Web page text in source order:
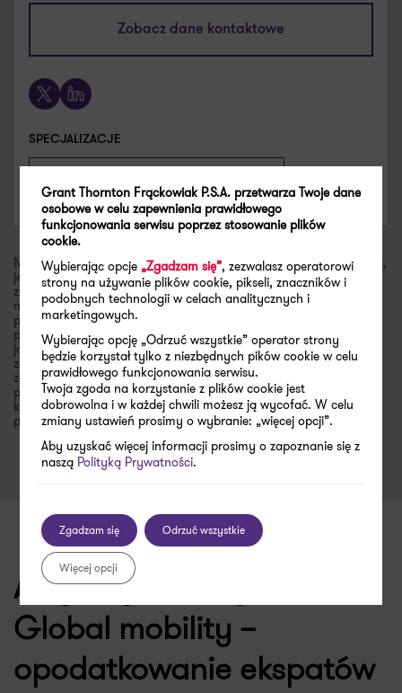
Zobacz dane kontaktowe
X LinkedIn
SPECJALIZACJE
Global mobility – opodatkowanie ekspatów
Doradztwo podatkowe
Niniejsza publikacja została sporządzona z najwyższą starannością,
jednak niektóre informacje zostały podane w formie skróconej. W
związku z tym artykuły i komentarze zawarte w „Newsletterze”
mają charakter poglądowy, a zawarte w nich informacje nie
powinny zastąpić szczegółowej analizy zagadnienia. Wobec
powyższego Grant Thornton nie ponosi odpowiedzialności za
jakiekolwiek straty powstałe w wyniku czynności podjętych lub
zaniechanych na podstawie niniejszej publikacji. Jeżeli są Państwo
zainteresowani dokładniejszym omówieniem niektórych kwestii
poruszonych w bieżącym numerze „Newslettera”, zachęcamy do
kontaktu i nawiązania współpracy. Wszelkie uwagi i sugestie
prosimy kierować na adres jacek.kowalczyk@pl.gt.com.
Artykuły z kategorii:
Global mobility –
opodatkowanie ekspatów
Grant Thornton Frąckowiak P.S.A. przetwarza Twoje dane
osobowe w celu zapewnienia prawidłowego
funkcjonowania serwisu poprzez stosowanie plików
cookie.
Wybierając opcje„Zgadzam się”, zezwalasz operatorowi
strony na używanie plików cookie, pikseli, znaczników i
podobnych technologii w celach analitycznych i
marketingowych.
Wybierając opcję „Odrzuć wszystkie” operator strony
będzie korzystał tylko z niezbędnych pików cookie w celu
prawidłowego funkcjonowania serwisu.
Twoja zgoda na korzystanie z plików cookie jest
dobrowolna i w każdej chwili możesz ją wycofać. W celu
zmiany ustawień prosimy o wybranie: „więcej opcji”.
Aby uzyskać więcej informacji prosimy o zapoznanie się z
naszą Polityką Prywatności.
Zgadzam się Odrzuć wszystkie
Więcej opcji